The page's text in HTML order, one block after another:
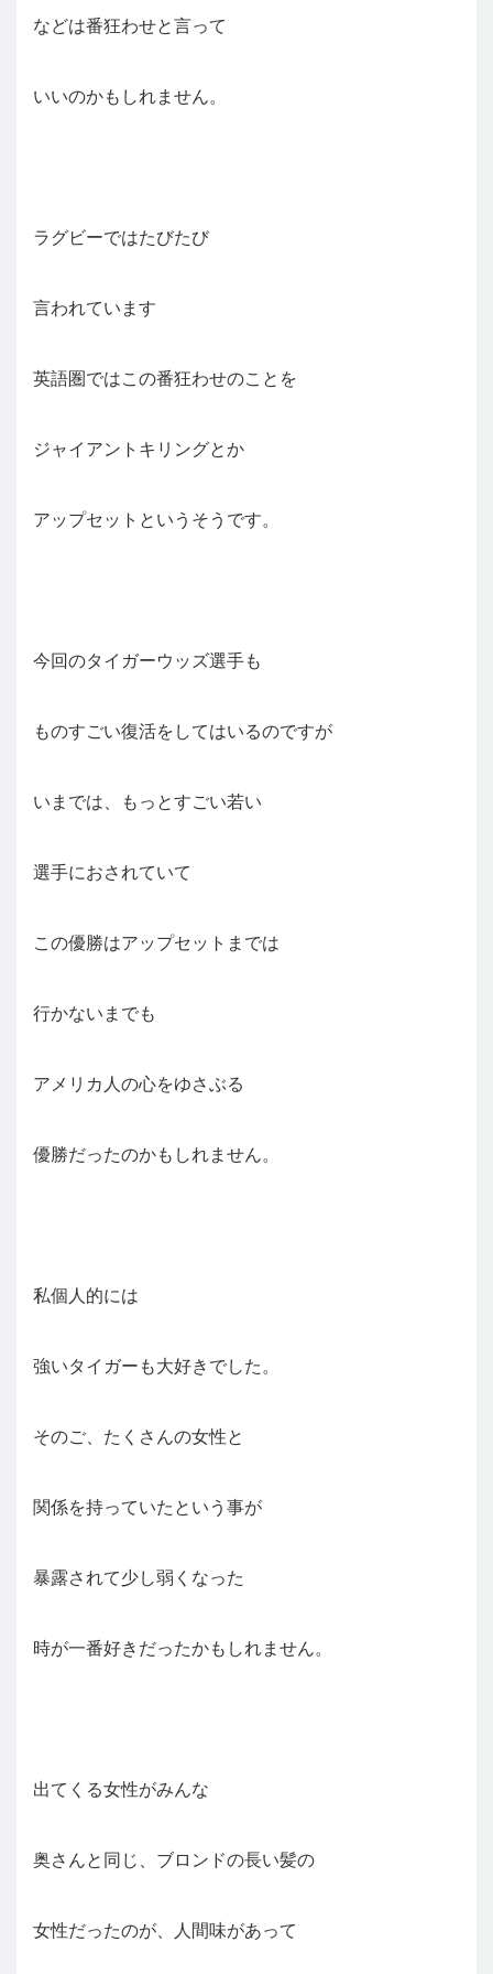
などは番狂わせと言って
いいのかもしれません。
ラグビーではたびたび
言われています
英語圏ではこの番狂わせのことを
ジャイアントキリングとか
アップセットというそうです。
今回のタイガーウッズ選手も
ものすごい復活をしてはいるのですが
いまでは、もっとすごい若い
選手におされていて
この優勝はアップセットまでは
行かないまでも
アメリカ人の心をゆさぶる
優勝だったのかもしれません。
私個人的には
強いタイガーも大好きでした。
そのご、たくさんの女性と
関係を持っていたという事が
暴露されて少し弱くなった
時が一番好きだったかもしれません。
出てくる女性がみんな
奥さんと同じ、ブロンドの長い髪の
女性だったのが、人間味があって